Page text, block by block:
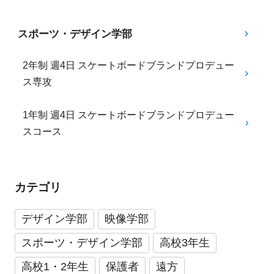
スポーツ・デザイン学部
2年制 週4日 スケートボードブランドプロデュー
ス専攻
1年制 週4日 スケートボードブランドプロデュー
スコース
カテゴリ
デザイン学部
映像学部
スポーツ・デザイン学部
高校3年生
高校1・2年生
保護者
遠方